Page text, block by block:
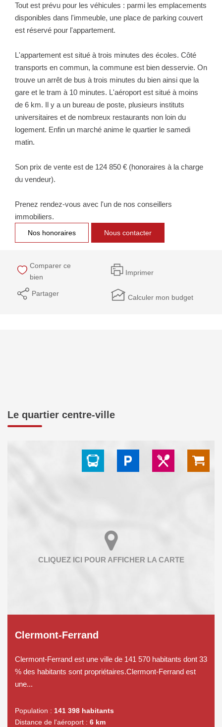
Tout est prévu pour les véhicules : parmi les emplacements
disponibles dans l'immeuble, une place de parking couvert
est réservé pour l'appartement.
L'appartement est situé à trois minutes des écoles. Côté
transports en commun, la commune est bien desservie. On
trouve un arrêt de bus à trois minutes du bien ainsi que la
gare et le tram à 10 minutes. L'aéroport est situé à moins
de 6 km. Il y a un bureau de poste, plusieurs instituts
universitaires et de nombreux restaurants non loin du
logement. Enfin un marché anime le quartier le samedi
matin.
Son prix de vente est de 124 850 € (honoraires à la charge
du vendeur).
Prenez rendez-vous avec l'un de nos conseillers
immobiliers.
Nos honoraires Nous contacter
Comparer ce
bien
Imprimer
Partager Calculer mon budget
Le quartier centre-ville
Clermont-Ferrand
Clermont-Ferrand est une ville de 141 570 habitants dont 33
% des habitants sont propriétaires.Clermont-Ferrand est
une...
Population : 141 398 habitants
Distance de l'aéroport : 6 km